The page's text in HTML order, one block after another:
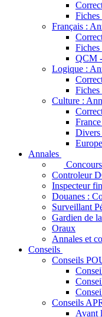
Fiches
Français :
Fiches
QCM
Logique :
Fiches
Culture :
Divers
Annales
Controleur
Inspecteur
Douanes :
Surveillant
Gardien de
Oraux
Annales et
Conseils
Conseils
Conseils
Avant